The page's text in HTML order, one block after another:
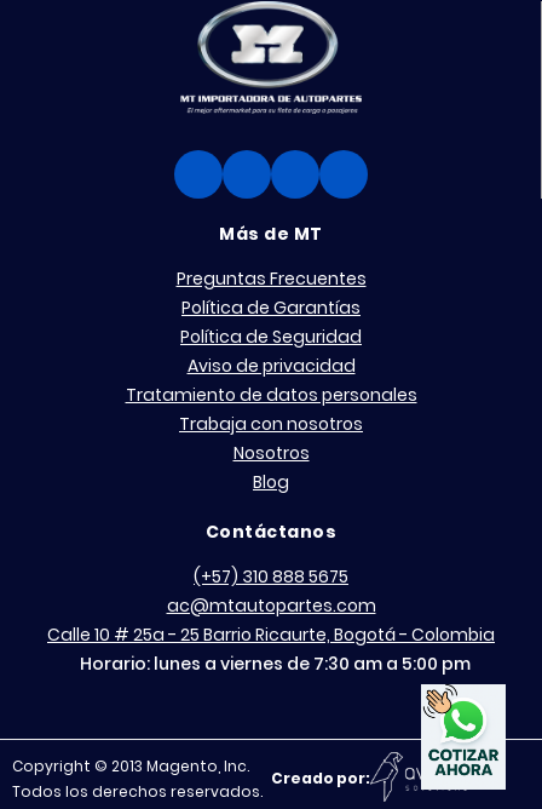
Más de MT
Preguntas Frecuentes
Política de Garantías
Política de Seguridad
Aviso de privacidad
Tratamiento de datos personales
Trabaja con nosotros
Nosotros
Blog
Contáctanos
(+57) 310 888 5675
ac@mtautopartes.com
Calle 10 # 25a - 25 Barrio Ricaurte, Bogotá - Colombia
Horario: lunes a viernes de 7:30 am a 5:00 pm
Copyright © 2013 Magento, Inc.
Todos los derechos reservados.
Creado por: